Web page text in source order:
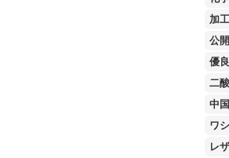
加
公
優
二
中
ワ
レ